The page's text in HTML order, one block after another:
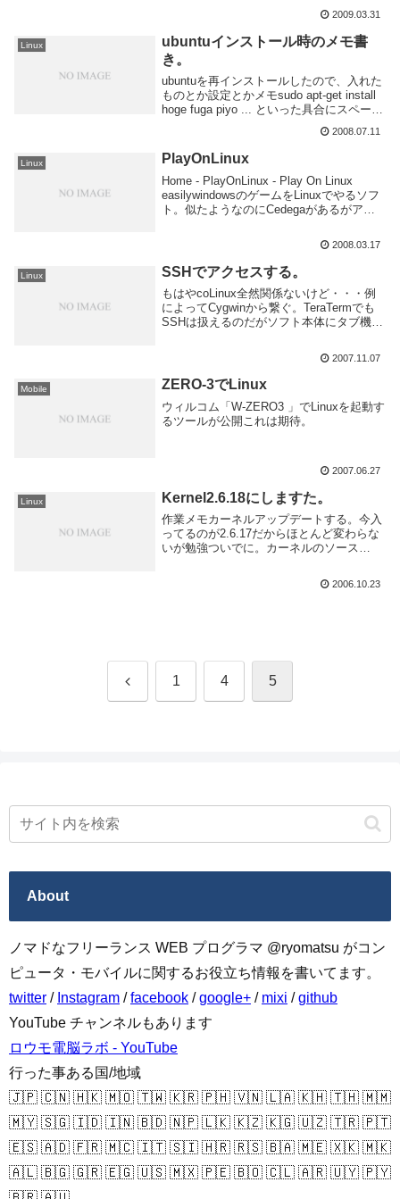
URLを参考にしました。ありがとうござい
ます。:X40 マシンに PXE ブートで Ubu...
2009.03.31
Linux
ubuntuインストール時のメモ書
き。
ubuntuを再インストールしたので、入れた
ものとか設定とかメモsudo apt-get install
hoge fuga piyo ... といった具合にスペース
開けで列挙すれば一気にインストールでき
るので便利。ソフト一覧screenz...2008.07.11
Linux PlayOnLinux
Home - PlayOnLinux - Play On Linux
easilywindowsのゲームをLinuxでやるソフ
ト。似たようなのにCedegaがあるがアレ
2008.03.17
Linux SSHでアクセスする。
もはやcoLinux全然関係ないけど・・・例
によってCygwinから繋ぐ。TeraTermでも
SSHは扱えるのだがソフト本体にタブ機能
SSHからアクセスすると便利。オプション
2007.11.07
Mobile ZERO-3でLinux
ウィルコム「W-ZERO3 」でLinuxを起動す
るツールが公開これは期待。
2007.06.27
Linux Kernel2.6.18にしますた。
作業メモカーネルアップデートする。今入
ってるのが2.6.17だからほとんど変わらな
いが勉強ついでに。カーネルのソース
に/usr/src/linux2.6.18の中身はこんな感じ
ここをカレントディレクトリにしと...
2006.10.23
前 1 4 5
About
ノマドなフリーランス WEB プログラマ @ryomatsu がコン
ピュータ・モバイルに関するお役立ち情報を書いてます。
twitter / Instagram /facebook /google+ / mixi /github
YouTube チャンネルもあります
ロウモ電脳ラボ - YouTube
行った事ある国/地域
🇯🇵 🇨🇳 🇭🇰 🇲🇴 🇹🇼 🇰🇷 🇵🇭 🇻🇳 🇱🇦 🇰🇭 🇹🇭 🇲🇲
🇲🇾 🇸🇬 🇮🇩 🇮🇳 🇧🇩 🇳🇵 🇱🇰 🇰🇿 🇰🇬 🇺🇿 🇹🇷 🇵🇹
🇪🇸 🇦🇩 🇫🇷 🇲🇨 🇮🇹 🇸🇮 🇭🇷 🇷🇸 🇧🇦 🇲🇪 🇽🇰 🇲🇰
🇦🇱 🇧🇬 🇬🇷 🇪🇬 🇺🇸 🇲🇽 🇵🇪 🇧🇴 🇨🇱 🇦🇷 🇺🇾 🇵🇾